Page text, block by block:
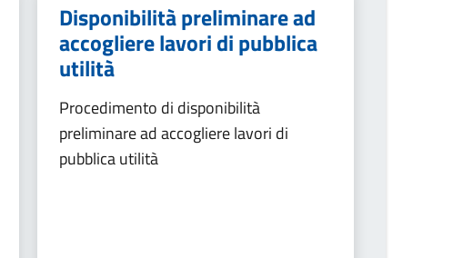
Disponibilità preliminare ad
accogliere lavori di pubblica
utilità
Procedimento di disponibilità
preliminare ad accogliere lavori di
pubblica utilità